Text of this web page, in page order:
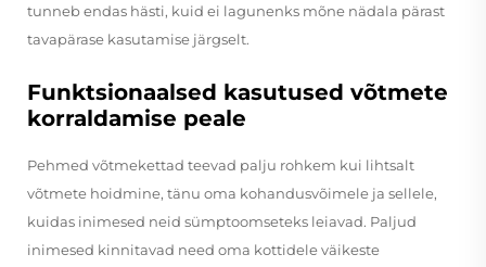
tunneb endas hästi, kuid ei lagunenks mõne nädala pärast
tavapärase kasutamise järgselt.
Funktsionaalsed kasutused võtmete
korraldamise peale
Pehmed võtmekettad teevad palju rohkem kui lihtsalt
võtmete hoidmine, tänu oma kohandusvõimele ja sellele,
kuidas inimesed neid sümptoomseteks leiavad. Paljud
inimesed kinnitavad need oma kottidele väikeste